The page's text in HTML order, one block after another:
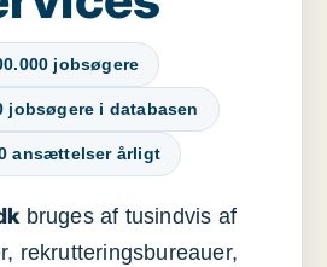
jobsøgere
jobsøgere i databasen
ansættelser årligt
bruges af tusindvis af
rekrutteringsbureauer,